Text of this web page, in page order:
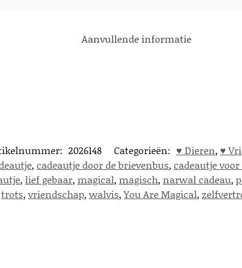
Aanvullende informatie
2026148 Categorieën: ♥︎ Dieren, ♥︎
, cadeautje door de brievenbus, cadeautje
, lief gebaar, magical, magisch, narwal cadeau,
trots, vriendschap, walvis,You Are Magical,